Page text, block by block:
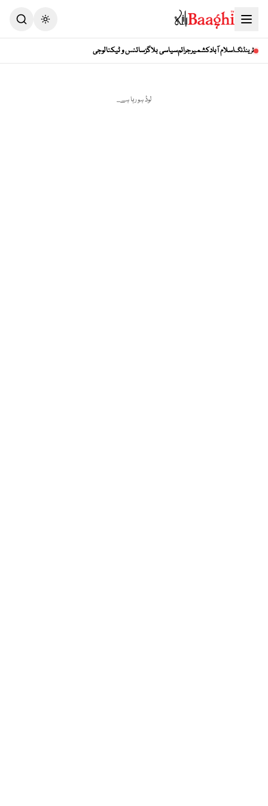
Toggle theme
ٹرینڈنگاسلام آبادکشمیرجرائمسیاسی بلاگزسائنس و ٹیکنالوجی
لوڈ ہو رہا ہے...